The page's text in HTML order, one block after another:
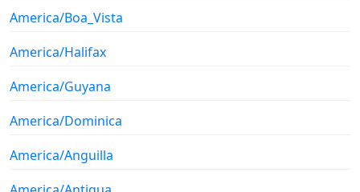
America/Boa_Vista
America/Halifax
America/Guyana
America/Dominica
America/Anguilla